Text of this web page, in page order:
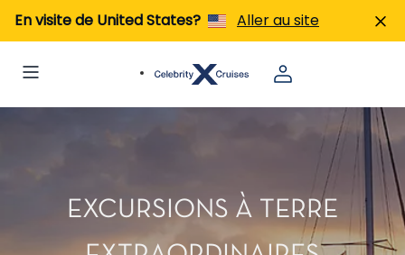
En visite de United States? Aller au site
EXCURSIONS À TERRE